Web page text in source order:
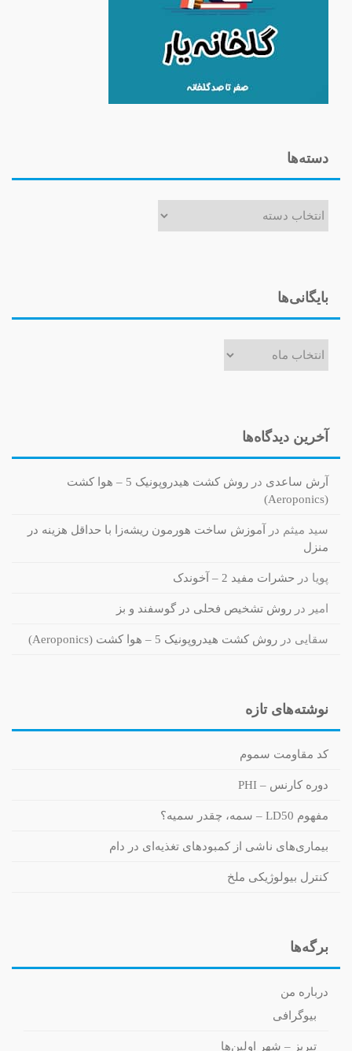
دسته‌ها
بایگانی‌ها
آخرین دیدگاه‌ها
آرش ساعدی در
روش کشت هیدروپونیک 5 – هوا کشت
(Aeroponics)
سید میثم در آموزش ساخت هورمون ریشه‌زا با حداقل هزینه در
منزل
پویا در حشرات مفید 2 – آخوندک
امیر در روش تشخیص فحلی در گوسفند و بز
سقایی در روش کشت هیدروپونیک 5 – هوا کشت (Aeroponics)
نوشته‌های تازه
کد مقاومت سموم
دوره کارنس – PHI
مفهوم LD50 – سمه، چقدر سمیه؟
بیماری‌های ناشی از کمبودهای تغذیه‌ای در دام
کنترل بیولوژیکی ملخ
برگه‌ها
درباره من
بیوگرافی
تبریز – شهر اولین‌ها